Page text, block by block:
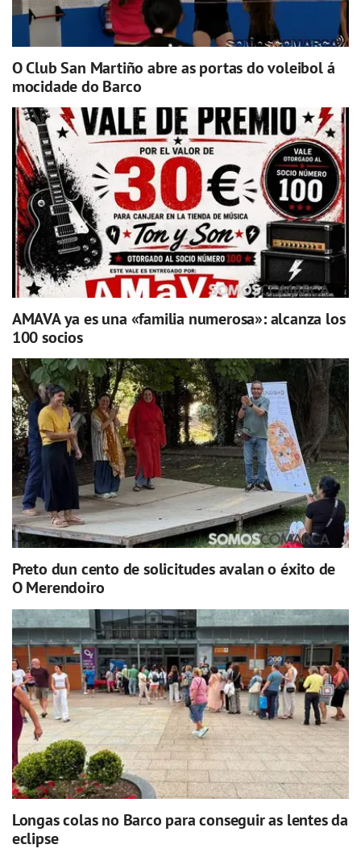
O Club San Martiño abre as portas do voleibol á
mocidade do Barco
AMAVA ya es una «familia numerosa»: alcanza los
100 socios
Preto dun cento de solicitudes avalan o éxito de
O Merendoiro
Longas colas no Barco para conseguir as lentes da
eclipse